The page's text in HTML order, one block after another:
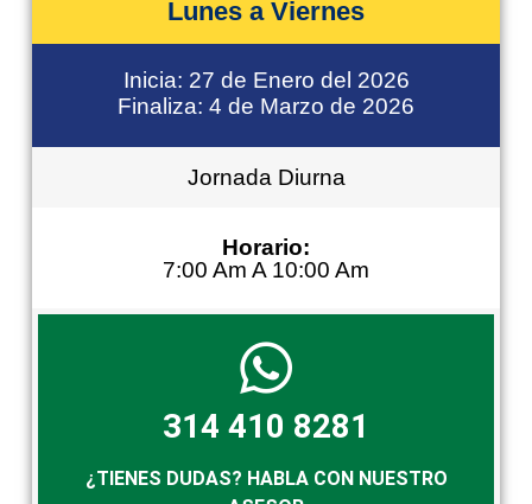
Lunes a Viernes
Inicia: 27 de Enero del 2026
Finaliza: 4 de Marzo de 2026
Jornada Diurna
Horario:
7:00 Am A 10:00 Am
314 410 8281
¿TIENES DUDAS? HABLA CON NUESTRO